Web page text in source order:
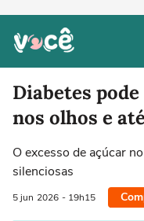
Diabetes
nos olhos e
O excesso de açúcar
silenciosas
5 jun 2026 - 19h15